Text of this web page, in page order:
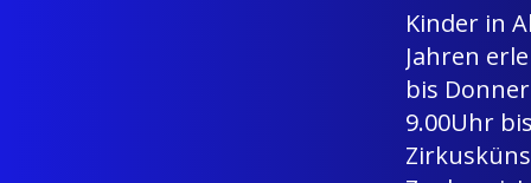
Kinder in
Jahren
bis
9.00Uhr